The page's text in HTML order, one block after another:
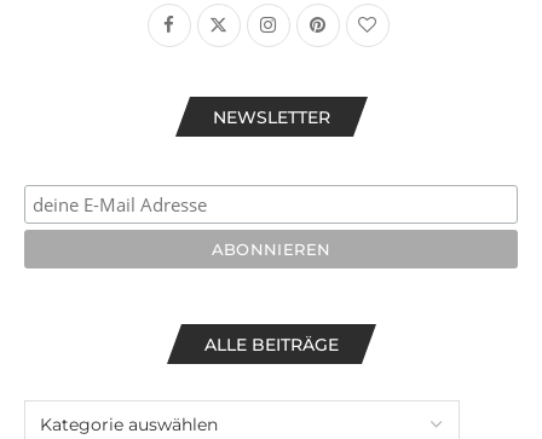
NEWSLETTER
ALLE BEITRÄGE